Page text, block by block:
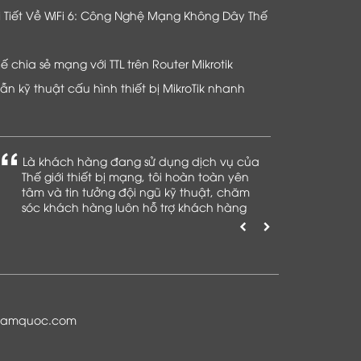
Tiết Về WiFi 6: Công Nghệ Mạng Không Dây Thế
chia sẻ mạng với TTL trên Router Mikrotik
kỹ thuật cấu hình thiết bị MikroTik nhanh
Là khách hàng đang sử dụng dịch vụ của
Thế giới thiết bị mạng, tôi hoàn toàn yên
tâm và tin tưởng đội ngũ kỹ thuật, chăm
sóc khách hàng luôn hỗ trợ khách hàng